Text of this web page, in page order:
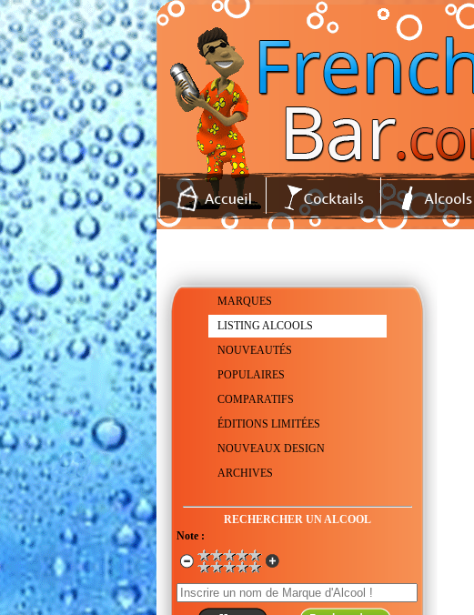
MARQUES
LISTING ALCOOLS
NOUVEAUTÉS
POPULAIRES
COMPARATIFS
ÉDITIONS LIMITÉES
NOUVEAUX DESIGN
ARCHIVES
RECHERCHER UN ALCOOL
Note :